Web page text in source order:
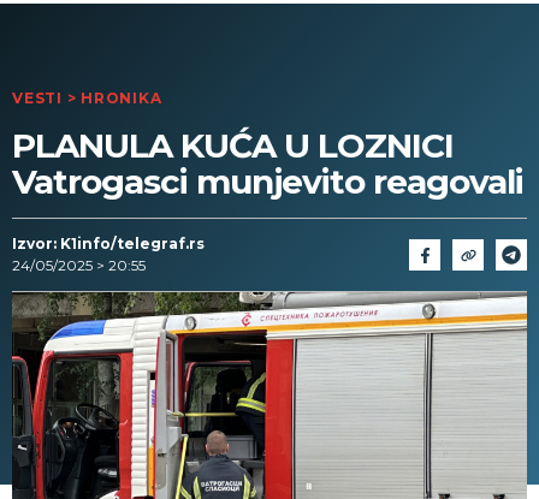
VESTI > HRONIKA
PLANULA KUĆA U LOZNICI
Vatrogasci munjevito reagovali
Izvor: K1info/telegraf.rs
24/05/2025 > 20:55